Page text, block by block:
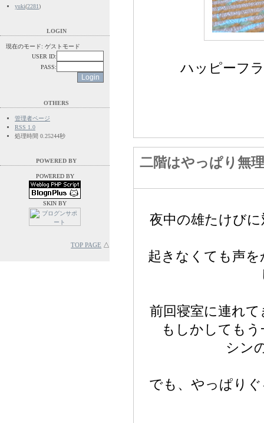
ハッピーフ
二階はやっぱり無理
夜中の雄たけび
起きなくても声
前回寝室に連れ
もしかしても
シン
でも、やっぱり
yuki(2281)
LOGIN
現在のモード: ゲストモード
USER ID:
PASS:
OTHERS
管理者ページ
RSS 1.0
処理時間 0.25244秒
POWERED BY
POWERED BY
SKIN BY
TOP PAGE △